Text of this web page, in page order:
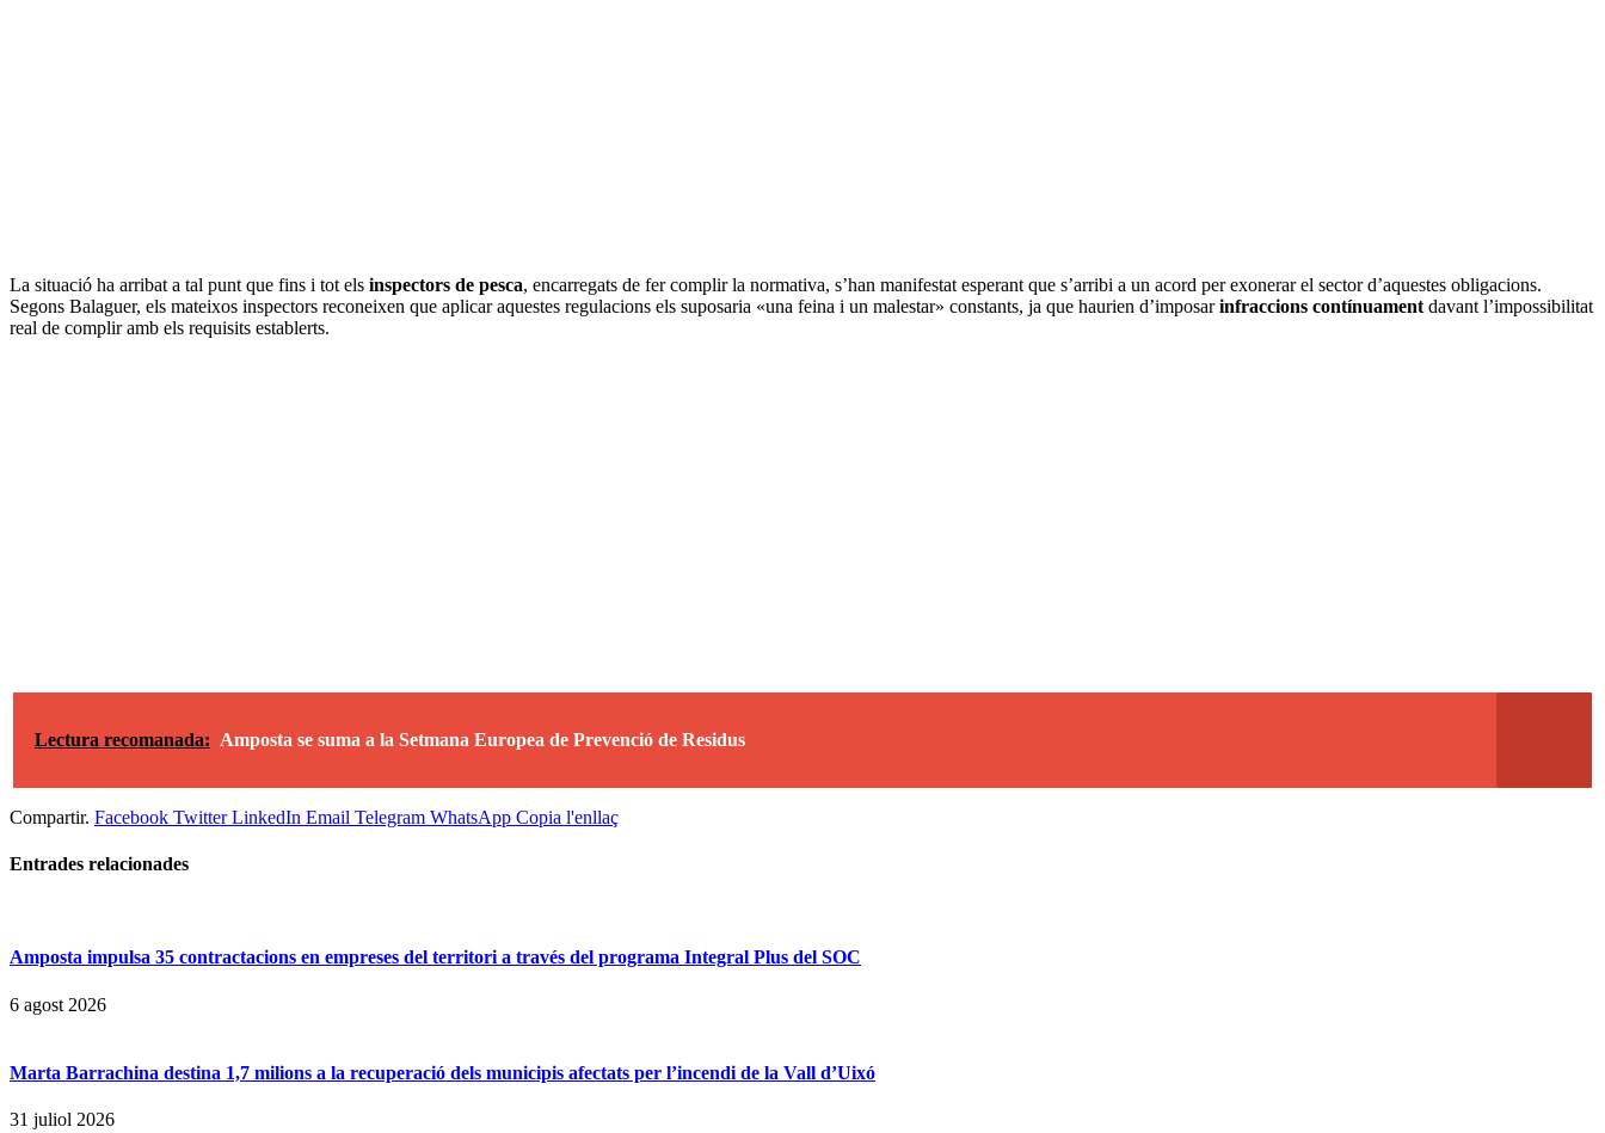
La situació ha arribat a tal punt que fins i tot els inspectors de pesca, encarregats de fer complir la normativa, s’han manifestat esperant que s’arribi a un acord per exonerar el sector d’aquestes obligacions.
Segons Balaguer, els mateixos inspectors reconeixen que aplicar aquestes regulacions els suposaria «una feina i un malestar» constants, ja que haurien d’imposarinfraccions contínuament davant l’impossibilitat
real de complir amb els requisits establerts.
Lectura recomanada: Amposta se suma a la Setmana Europea de Prevenció de Residus
Compartir. Facebook Twitter LinkedIn Email Telegram WhatsApp Copia l'enllaç
Entrades relacionades
Amposta impulsa 35 contractacions en empreses del territori a través del programa Integral Plus del SOC
6 agost 2026
Marta Barrachina destina 1,7 milions a la recuperació dels municipis afectats per l’incendi de la Vall d’Uixó
31 juliol 2026